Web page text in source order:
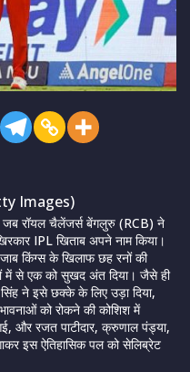
Images)
रॉयल चैलेंजर्स बेंगलुरु (RCB) ने
IPL खिताब अपने नाम किया।
किंग्स के खिलाफ छह रनों की
में से एक को सुखद अंत दिया। जैसे ही
ने इसे छक्के के लिए उड़ा दिया,
को रोकने की कोशिश में
और रजत पाटीदार, क्रुणाल पंड्या,
इस ऐतिहासिक पल को सेलिब्रेट